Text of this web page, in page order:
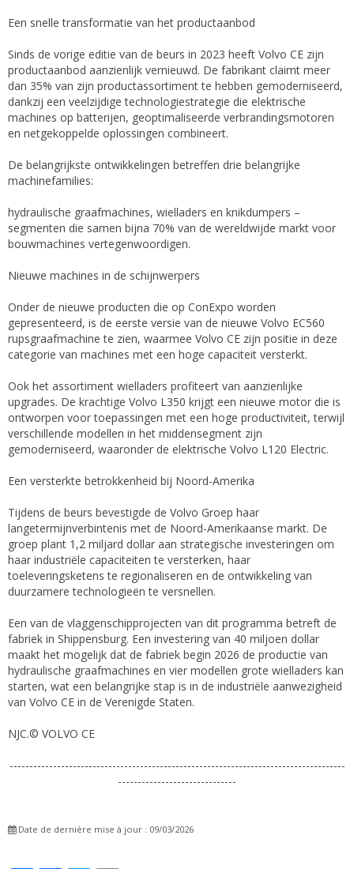
Een snelle transformatie van het productaanbod
Sinds de vorige editie van de beurs in 2023 heeft Volvo CE zijn
productaanbod aanzienlijk vernieuwd. De fabrikant claimt meer
dan 35% van zijn productassortiment te hebben gemoderniseerd,
dankzij een veelzijdige technologiestrategie die elektrische
machines op batterijen, geoptimaliseerde verbrandingsmotoren
en netgekoppelde oplossingen combineert.
De belangrijkste ontwikkelingen betreffen drie belangrijke
machinefamilies:
hydraulische graafmachines, wielladers en knikdumpers –
segmenten die samen bijna 70% van de wereldwijde markt voor
bouwmachines vertegenwoordigen.
Nieuwe machines in de schijnwerpers
Onder de nieuwe producten die op ConExpo worden
gepresenteerd, is de eerste versie van de nieuwe Volvo EC560
rupsgraafmachine te zien, waarmee Volvo CE zijn positie in deze
categorie van machines met een hoge capaciteit versterkt.
Ook het assortiment wielladers profiteert van aanzienlijke
upgrades. De krachtige Volvo L350 krijgt een nieuwe motor die is
ontworpen voor toepassingen met een hoge productiviteit, terwijl
verschillende modellen in het middensegment zijn
gemoderniseerd, waaronder de elektrische Volvo L120 Electric.
Een versterkte betrokkenheid bij Noord-Amerika
Tijdens de beurs bevestigde de Volvo Groep haar
langetermijnverbintenis met de Noord-Amerikaanse markt. De
groep plant 1,2 miljard dollar aan strategische investeringen om
haar industriële capaciteiten te versterken, haar
toeleveringsketens te regionaliseren en de ontwikkeling van
duurzamere technologieën te versnellen.
Een van de vlaggenschipprojecten van dit programma betreft de
fabriek in Shippensburg. Een investering van 40 miljoen dollar
maakt het mogelijk dat de fabriek begin 2026 de productie van
hydraulische graafmachines en vier modellen grote wielladers kan
starten, wat een belangrijke stap is in de industriële aanwezigheid
van Volvo CE in de Verenigde Staten.
NJC.© VOLVO CE
-------------------------------------------------------------------------------------
------------------------------
Date de dernière mise à jour : 09/03/2026